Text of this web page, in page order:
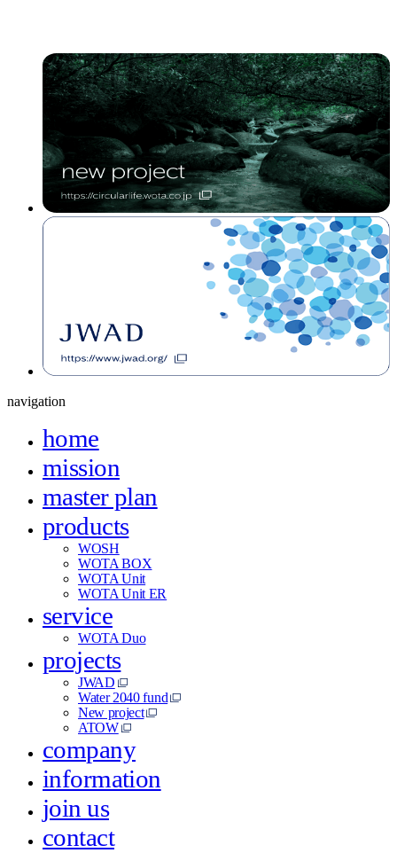
navigation
home
mission
master plan
products
WOSH
WOTA BOX
WOTA Unit
WOTA Unit ER
service
WOTA Duo
projects
JWAD
Water 2040 fund
New project
ATOW
company
information
join us
contact